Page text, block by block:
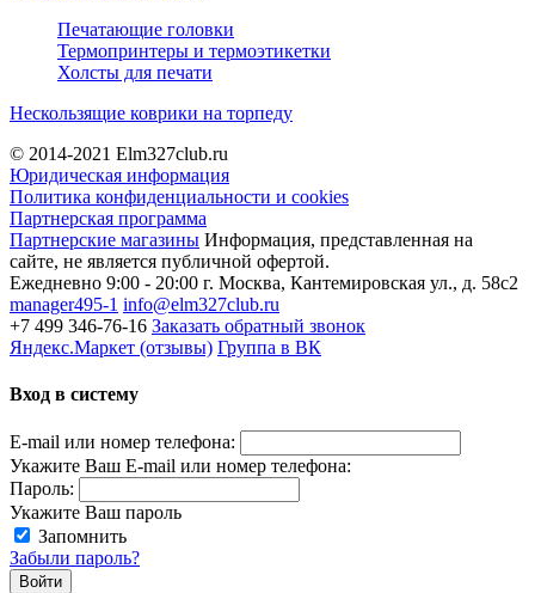
Печатающие головки
Термопринтеры и термоэтикетки
Холсты для печати
Нескользящие коврики на торпеду
© 2014-2021 Elm327club.ru
Юридическая информация
Политика конфиденциальности и cookies
Партнерская программа
Партнерские магазины Информация, представленная на
сайте, не является публичной офертой.
Ежедневно 9:00 - 20:00 г. Москва, Кантемировская ул., д. 58с2
manager495-1 info@elm327club.ru
+7 499 346-76-16 Заказать обратный звонок
Яндекс.Маркет (отзывы) Группа в ВК
Вход в систему
E-mail или номер телефона:
Укажите Ваш E-mail или номер телефона:
Пароль:
Укажите Ваш пароль
Запомнить
Забыли пароль?